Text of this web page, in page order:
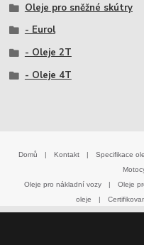
Oleje pro sněžné skútry
- Eurol
- Oleje 2T
- Oleje 4T
Domů Kontakt Specifikace
Oleje pro nákladní vozy
Oleje
oleje